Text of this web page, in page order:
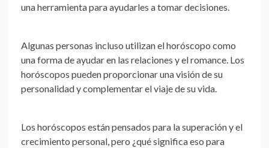
una herramienta para ayudarles a tomar decisiones.
Algunas personas incluso utilizan el horóscopo como
una forma de ayudar en las relaciones y el romance. Los
horóscopos pueden proporcionar una visión de su
personalidad y complementar el viaje de su vida.
Los horóscopos están pensados para la superación y el
crecimiento personal, pero ¿qué significa eso para